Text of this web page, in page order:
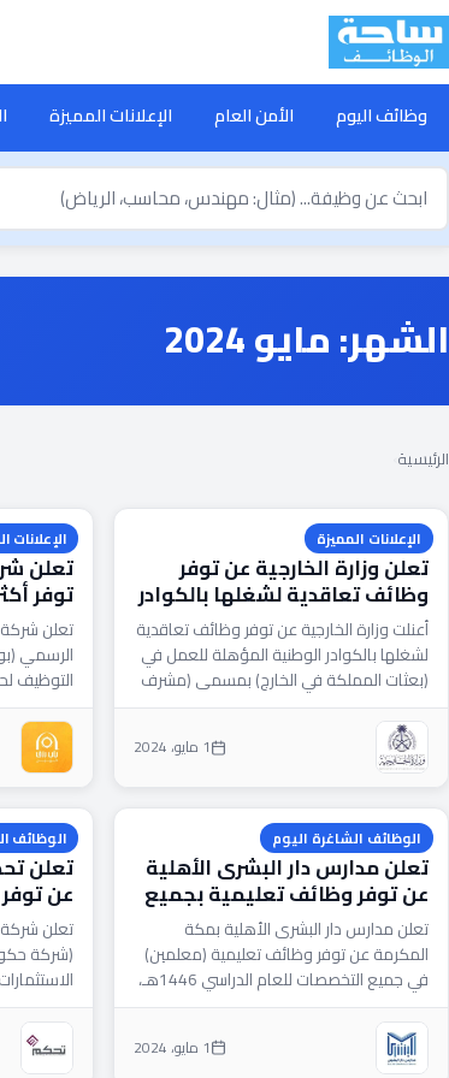
تخطى
إلى
المحتوى
وظائف اليوم الأمن العام الإعلانات المميزة
ابحث
الشهر:مايو 2024
الرئيسية
الإعلانات المميزة
تعلن وزارة الخارجية عن توفر
وظائف تعاقدية لشغلها بالكوادر
الوطنية المؤهلة
أعنلت وزارة الخارجية عن توفر وظائف تعاقدية
لشغلها بالكوادر الوطنية المؤهلة للعمل في
(بعثات المملكة في الخارج) بمسمى (مشرف
مباني)، وذلك وفقًا...
1 مايو، 2024
الإعلانات
تعلن
لحملة
تعلن
الرسمي
التوظيف
(جميع مدن
الوظائف الشاغرة اليوم
تعلن مدارس دار البشرى الأهلية
عن توفر وظائف تعليمية بجميع
التخصصات للعام 1446هـ
تعلن مدارس دار البشرى الأهلية بمكة
المكرمة عن توفر وظائف تعليمية (معلمين)
في جميع التخصصات للعام الدراسي 1446هـ،
وذلك وفقًا للتفاصيل الموضحة...
1 مايو، 2024
الوظائف
تعلن
عن
تعلن
(شركة
والتخصصات...